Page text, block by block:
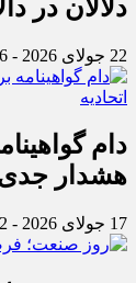
دلالان در
22 جولای 2026 - 8:36
دام
هشدار جدی
17 جولای 2026 - 11:42